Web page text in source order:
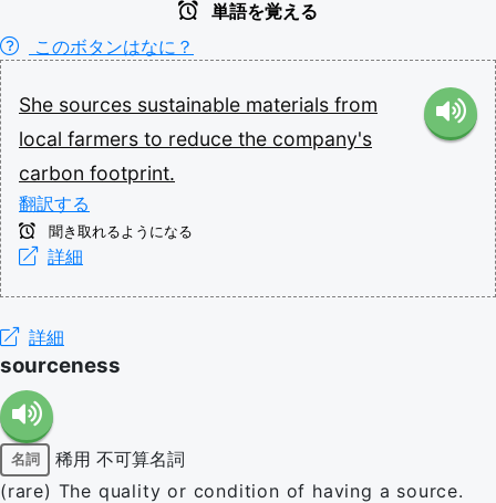
単語を覚える
このボタンはなに？
She sources sustainable materials from
local farmers to reduce the company's
carbon footprint.
翻訳する
聞き取れるようになる
詳細
詳細
sourceness
名詞 稀用 不可算名詞
(rare) The quality or condition of having a source.